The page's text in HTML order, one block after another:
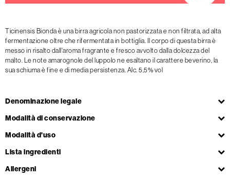
Ticinensis Bionda è una birra agricola non pastorizzata e non filtrata, ad alta
fermentazione oltre che rifermentata in bottiglia. Il corpo di questa birra è
messo in risalto dall'aroma fragrante e fresco avvolto dalla dolcezza del
malto. Le note amarognole del luppolo ne esaltano il carattere beverino, la
sua schiuma è fine e di media persistenza. Alc. 5,5% vol
Denominazione legale
Modalità di conservazione
Modalità d'uso
Lista ingredienti
Allergeni